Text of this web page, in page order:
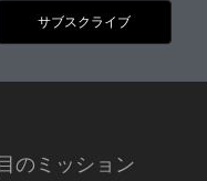
サブスクライブ
のミッション